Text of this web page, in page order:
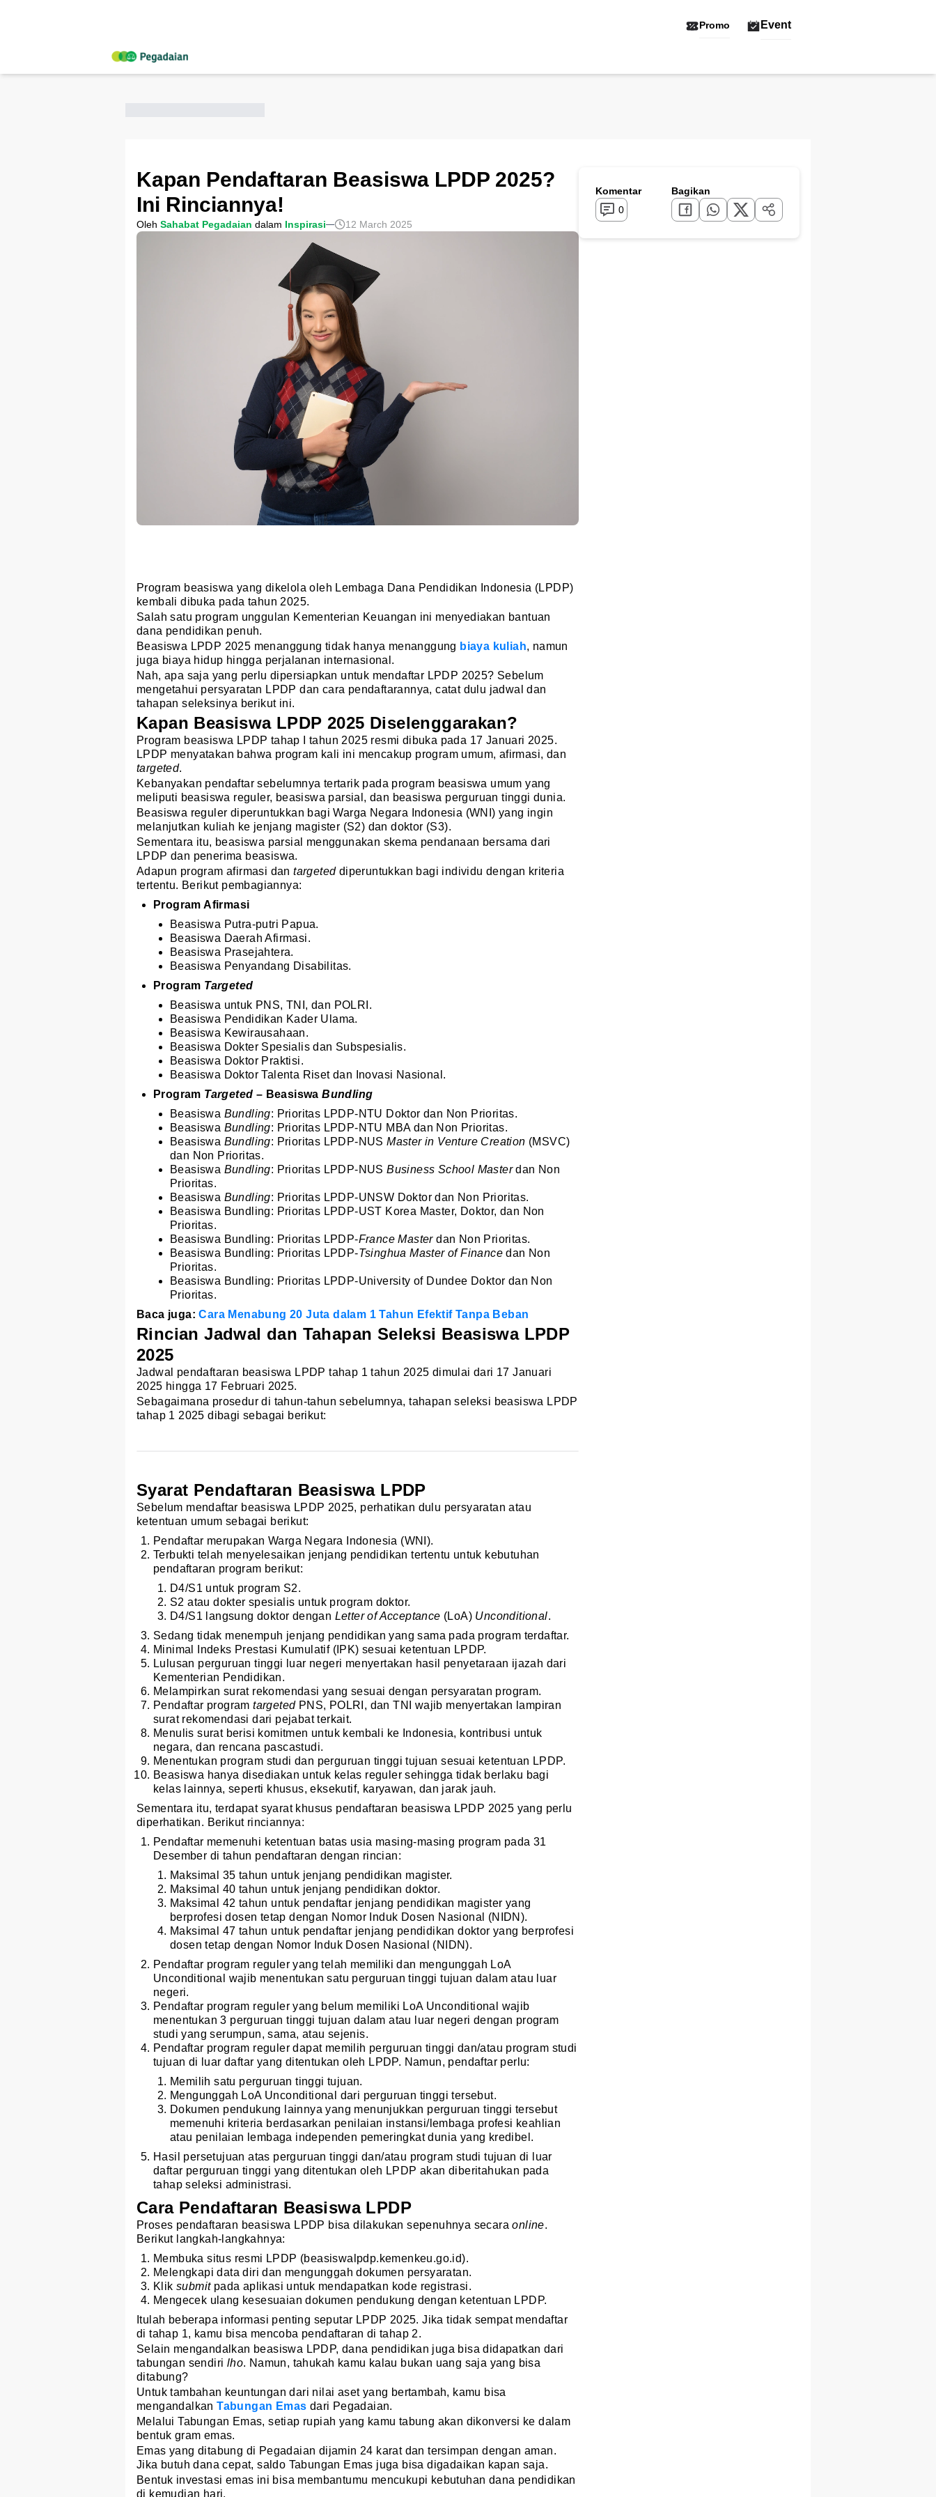
Promo Event
Kapan Pendaftaran Beasiswa LPDP 2025?
Ini Rinciannya!
Oleh Sahabat Pegadaian dalam Inspirasi 12 March 2025
Program beasiswa yang dikelola oleh Lembaga Dana Pendidikan Indonesia (LPDP)
kembali dibuka pada tahun 2025.
Salah satu program unggulan Kementerian Keuangan ini menyediakan bantuan
dana pendidikan penuh.
Beasiswa LPDP 2025 menanggung tidak hanya menanggung biaya kuliah, namun
juga biaya hidup hingga perjalanan internasional.
Nah, apa saja yang perlu dipersiapkan untuk mendaftar LPDP 2025? Sebelum
mengetahui persyaratan LPDP dan cara pendaftarannya, catat dulu jadwal dan
tahapan seleksinya berikut ini.
Kapan Beasiswa LPDP 2025 Diselenggarakan?
Program beasiswa LPDP tahap I tahun 2025 resmi dibuka pada 17 Januari 2025.
LPDP menyatakan bahwa program kali ini mencakup program umum, afirmasi, dan
targeted.
Kebanyakan pendaftar sebelumnya tertarik pada program beasiswa umum yang
meliputi beasiswa reguler, beasiswa parsial, dan beasiswa perguruan tinggi dunia.
Beasiswa reguler diperuntukkan bagi Warga Negara Indonesia (WNI) yang ingin
melanjutkan kuliah ke jenjang magister (S2) dan doktor (S3).
Sementara itu, beasiswa parsial menggunakan skema pendanaan bersama dari
LPDP dan penerima beasiswa.
Adapun program afirmasi dantargeteddiperuntukkan bagi individu dengan kriteria
tertentu. Berikut pembagiannya:
Program Afirmasi
Beasiswa Putra-putri Papua.
Beasiswa Daerah Afirmasi.
Beasiswa Prasejahtera.
Beasiswa Penyandang Disabilitas.
Program Targeted
Beasiswa untuk PNS, TNI, dan POLRI.
Beasiswa Pendidikan Kader Ulama.
Beasiswa Kewirausahaan.
Beasiswa Dokter Spesialis dan Subspesialis.
Beasiswa Doktor Praktisi.
Beasiswa Doktor Talenta Riset dan Inovasi Nasional.
Program Targeted – BeasiswaBundling
Beasiswa Bundling: Prioritas LPDP-NTU Doktor dan Non Prioritas.
Beasiswa Bundling: Prioritas LPDP-NTU MBA dan Non Prioritas.
Beasiswa Bundling: Prioritas LPDP-NUSMaster in Venture Creation (MSVC)
dan Non Prioritas.
Beasiswa Bundling: Prioritas LPDP-NUSBusiness School Masterdan Non
Prioritas.
Beasiswa Bundling: Prioritas LPDP-UNSW Doktor dan Non Prioritas.
Beasiswa Bundling: Prioritas LPDP-UST Korea Master, Doktor, dan Non
Prioritas.
Beasiswa Bundling: Prioritas LPDP-France Masterdan Non Prioritas.
Beasiswa Bundling: Prioritas LPDP-Tsinghua Master of Finance dan Non
Prioritas.
Beasiswa Bundling: Prioritas LPDP-University of Dundee Doktor dan Non
Prioritas.
Baca juga:Cara Menabung 20 Juta dalam 1 Tahun Efektif Tanpa Beban
Rincian Jadwal dan Tahapan Seleksi Beasiswa LPDP
2025
Jadwal pendaftaran beasiswa LPDP tahap 1 tahun 2025 dimulai dari 17 Januari
2025 hingga 17 Februari 2025.
Sebagaimana prosedur di tahun-tahun sebelumnya, tahapan seleksi beasiswa LPDP
tahap 1 2025 dibagi sebagai berikut:
Syarat Pendaftaran Beasiswa LPDP
Sebelum mendaftar beasiswa LPDP 2025, perhatikan dulu persyaratan atau
ketentuan umum sebagai berikut:
Pendaftar merupakan Warga Negara Indonesia (WNI).
Terbukti telah menyelesaikan jenjang pendidikan tertentu untuk kebutuhan
pendaftaran program berikut:
D4/S1 untuk program S2.
S2 atau dokter spesialis untuk program doktor.
D4/S1 langsung doktor dengan Letter of Acceptance (LoA) Unconditional.
Sedang tidak menempuh jenjang pendidikan yang sama pada program terdaftar.
Minimal Indeks Prestasi Kumulatif (IPK) sesuai ketentuan LPDP.
Lulusan perguruan tinggi luar negeri menyertakan hasil penyetaraan ijazah dari
Kementerian Pendidikan.
Melampirkan surat rekomendasi yang sesuai dengan persyaratan program.
Pendaftar programtargetedPNS, POLRI, dan TNI wajib menyertakan lampiran
surat rekomendasi dari pejabat terkait.
Menulis surat berisi komitmen untuk kembali ke Indonesia, kontribusi untuk
negara, dan rencana pascastudi.
Menentukan program studi dan perguruan tinggi tujuan sesuai ketentuan LPDP.
Beasiswa hanya disediakan untuk kelas reguler sehingga tidak berlaku bagi
kelas lainnya, seperti khusus, eksekutif, karyawan, dan jarak jauh.
Sementara itu, terdapat syarat khusus pendaftaran beasiswa LPDP 2025 yang perlu
diperhatikan. Berikut rinciannya:
Pendaftar memenuhi ketentuan batas usia masing-masing program pada 31
Desember di tahun pendaftaran dengan rincian:
Maksimal 35 tahun untuk jenjang pendidikan magister.
Maksimal 40 tahun untuk jenjang pendidikan doktor.
Maksimal 42 tahun untuk pendaftar jenjang pendidikan magister yang
berprofesi dosen tetap dengan Nomor Induk Dosen Nasional (NIDN).
Maksimal 47 tahun untuk pendaftar jenjang pendidikan doktor yang berprofesi
dosen tetap dengan Nomor Induk Dosen Nasional (NIDN).
Pendaftar program reguler yang telah memiliki dan mengunggah LoA
Unconditional wajib menentukan satu perguruan tinggi tujuan dalam atau luar
negeri.
Pendaftar program reguler yang belum memiliki LoA Unconditional wajib
menentukan 3 perguruan tinggi tujuan dalam atau luar negeri dengan program
studi yang serumpun, sama, atau sejenis.
Pendaftar program reguler dapat memilih perguruan tinggi dan/atau program studi
tujuan di luar daftar yang ditentukan oleh LPDP. Namun, pendaftar perlu:
Memilih satu perguruan tinggi tujuan.
Mengunggah LoA Unconditional dari perguruan tinggi tersebut.
Dokumen pendukung lainnya yang menunjukkan perguruan tinggi tersebut
memenuhi kriteria berdasarkan penilaian instansi/lembaga profesi keahlian
atau penilaian lembaga independen pemeringkat dunia yang kredibel.
Hasil persetujuan atas perguruan tinggi dan/atau program studi tujuan di luar
daftar perguruan tinggi yang ditentukan oleh LPDP akan diberitahukan pada
tahap seleksi administrasi.
Cara Pendaftaran Beasiswa LPDP
Proses pendaftaran beasiswa LPDP bisa dilakukan sepenuhnya secaraonline.
Berikut langkah-langkahnya:
Membuka situs resmi LPDP (beasiswalpdp.kemenkeu.go.id).
Melengkapi data diri dan mengunggah dokumen persyaratan.
Klik submitpada aplikasi untuk mendapatkan kode registrasi.
Mengecek ulang kesesuaian dokumen pendukung dengan ketentuan LPDP.
Itulah beberapa informasi penting seputar LPDP 2025. Jika tidak sempat mendaftar
di tahap 1, kamu bisa mencoba pendaftaran di tahap 2.
Selain mengandalkan beasiswa LPDP, dana pendidikan juga bisa didapatkan dari
tabungan sendiri lho. Namun, tahukah kamu kalau bukan uang saja yang bisa
ditabung?
Untuk tambahan keuntungan dari nilai aset yang bertambah, kamu bisa
mengandalkanTabungan Emas dari Pegadaian.
Melalui Tabungan Emas, setiap rupiah yang kamu tabung akan dikonversi ke dalam
bentuk gram emas.
Emas yang ditabung di Pegadaian dijamin 24 karat dan tersimpan dengan aman.
Jika butuh dana cepat, saldo Tabungan Emas juga bisa digadaikan kapan saja.
Bentuk investasi emas ini bisa membantumu mencukupi kebutuhan dana pendidikan
di kemudian hari.
Komentar
0
Bagikan